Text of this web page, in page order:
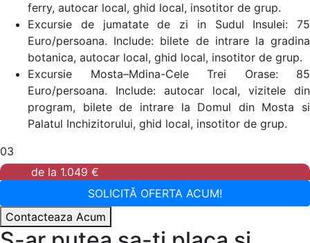
ferry, autocar local, ghid local, insotitor de grup.
Excursie de jumatate de zi in Sudul Insulei: 75
Euro/persoana. Include: bilete de intrare la gradina
botanica, autocar local, ghid local, insotitor de grup.
Excursie Mosta–Mdina-Cele Trei Orase: 85
Euro/persoana. Include: autocar local, vizitele din
program, bilete de intrare la Domul din Mosta si
Palatul Inchizitorului, ghid local, insotitor de grup.
03
de la 1.049 €
SOLICITĂ OFERTA ACUM!
Contacteaza Acum